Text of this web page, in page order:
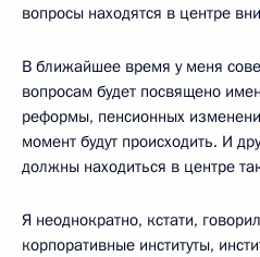
вопросы находятся в центре
В ближайшее время у меня
вопросам будет посвящено
реформы, пенсионных
момент будут происходить. И
должны находиться в центре
Я неоднократно, кстати,
корпоративные институты,